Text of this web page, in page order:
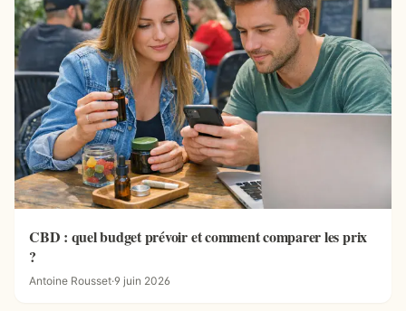
CBD : quel budget prévoir et comment comparer les prix
?
Antoine Rousset·9 juin 2026